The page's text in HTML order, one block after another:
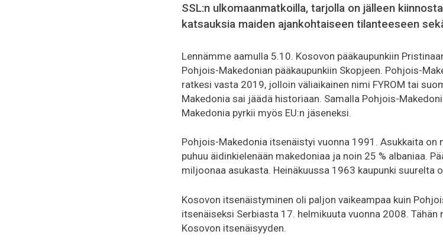
SSL:n ulkomaanmatkoilla, tarjolla on jälleen
katsauksia maiden ajankohtaiseen tilanteeseen
Lennämme aamulla 5.10. Kosovon pääkaupunkiin
Pohjois-Makedonian pääkaupunkiin Skopjeen. Pohjois-
ratkesi vasta 2019, jolloin väliaikainen nimi FYROM tai
Makedonia sai jäädä historiaan. Samalla Pohjois-
Makedonia pyrkii myös EU:n jäseneksi.
Pohjois-Makedonia itsenäistyi vuonna 1991. Asukkaita on
puhuu äidinkielenään makedoniaa ja noin 25 % albaniaa.
miljoonaa asukasta. Heinäkuussa 1963 kaupunki suurelta
Kosovon itsenäistyminen oli paljon vaikeampaa kuin
itsenäiseksi Serbiasta 17. helmikuuta vuonna 2008.
Kosovon itsenäisyyden.